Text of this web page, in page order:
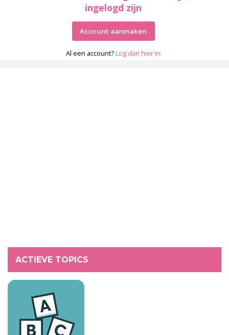
ingelogd zijn
Account aanmaken
Al een account? Log dan hier in
ACTIEVE TOPICS